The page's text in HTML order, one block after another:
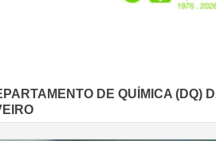
DE QUÍMICA (DQ)